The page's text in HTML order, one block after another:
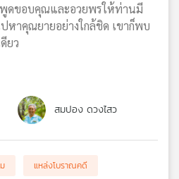
พูดขอบคุณและอวยพรให้ท่านมี
หาคุณยายอย่างใกล้ชิด เขาก็พบ
ยว
สมปอง ดวงไสว
แหล่งโบราณคดี